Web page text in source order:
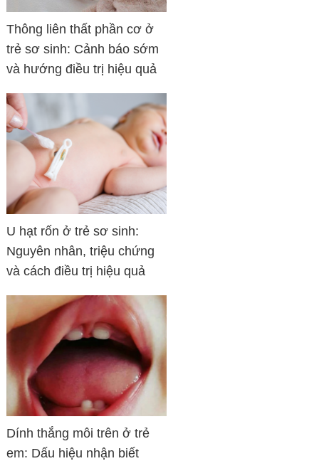
Thông liên thất phần cơ ở
trẻ sơ sinh: Cảnh báo sớm
và hướng điều trị hiệu quả
U hạt rốn ở trẻ sơ sinh:
Nguyên nhân, triệu chứng
và cách điều trị hiệu quả
Dính thắng môi trên ở trẻ
em: Dấu hiệu nhận biết